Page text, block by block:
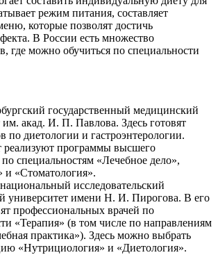
режим питания, составляет
которые позволят достичь
В России есть множество
где можно обучиться по специальности
государственный медицинский
им. акад. И. П. Павлова. Здесь готовят
по диетологии и гастроэнтерологии.
реализуют программы высшего
по специальностям «Лечебное дело»,
и «Стоматология».
исследовательский
университет имени Н. И. Пирогова. В его
профессиональных врачей по
«Терапия» (в том числе по направлениям
практика»). Здесь можно выбрать
«Нутрициология» и «Диетология».